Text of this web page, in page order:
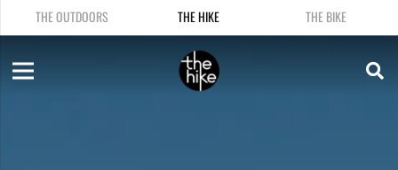
THE OUTDOORS THE HIKE THE BIKE